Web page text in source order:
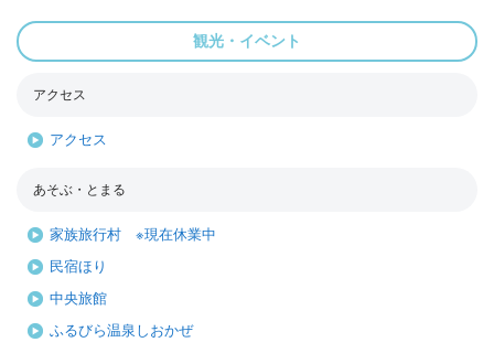
観光・イベント
アクセス
アクセス
あそぶ・とまる
家族旅行村 ※現在休業中
民宿ほり
中央旅館
ふるびら温泉しおかぜ